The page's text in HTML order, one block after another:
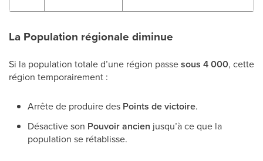
La Population régionale diminue
Si la population totale d’une région passesous 4 000, cette
région temporairement :
Arrête de produire des Points de victoire.
Désactive son Pouvoir ancien jusqu’à ce que la
population se rétablisse.